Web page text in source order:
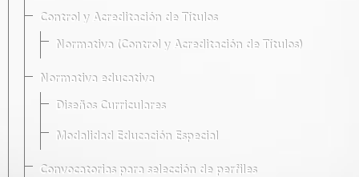
Control y Acreditación de Títulos
Normativa (Control y Acreditación de Títulos)
Normativa educativa
Diseños Curriculares
Modalidad Educación Especial
Convocatorias para selección de perfiles